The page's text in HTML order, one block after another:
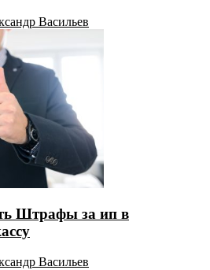
Васильев
Штрафы за ип в
Васильев